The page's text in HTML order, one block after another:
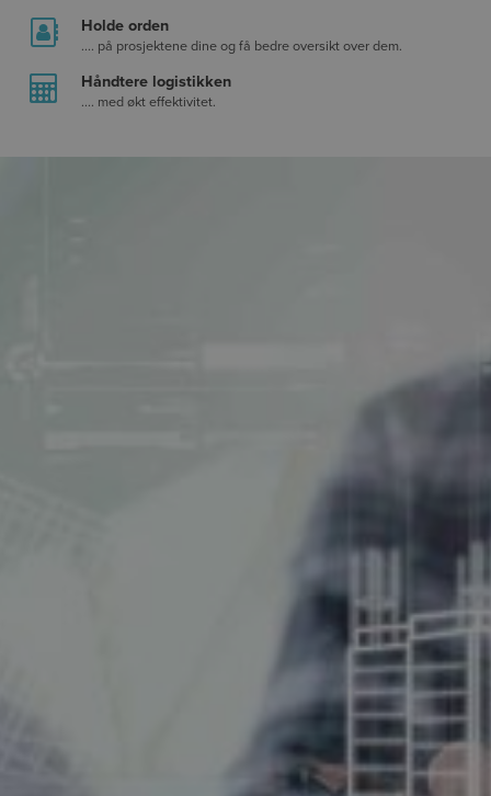
Holde orden
.... på prosjektene dine og få bedre oversikt over dem.
Håndtere logistikken
.... med økt effektivitet.